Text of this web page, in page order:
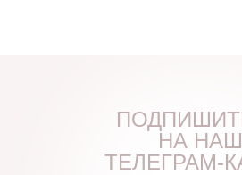
НА НАШ
ТЕЛЕГРАМ-